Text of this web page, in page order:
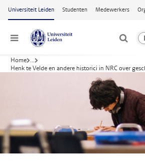
Ga naar hoofdinhoud
Universiteit Leiden Studenten Medewerkers
Menu
Home ...
Henk te Velde en andere historici in NRC over